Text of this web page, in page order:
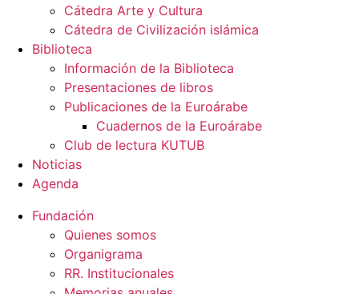
Cátedra Arte y Cultura
Cátedra de Civilización islámica
Biblioteca
Información de la Biblioteca
Presentaciones de libros
Publicaciones de la Euroárabe
Cuadernos de la Euroárabe
Club de lectura KUTUB
Noticias
Agenda
Fundación
Quienes somos
Organigrama
RR. Institucionales